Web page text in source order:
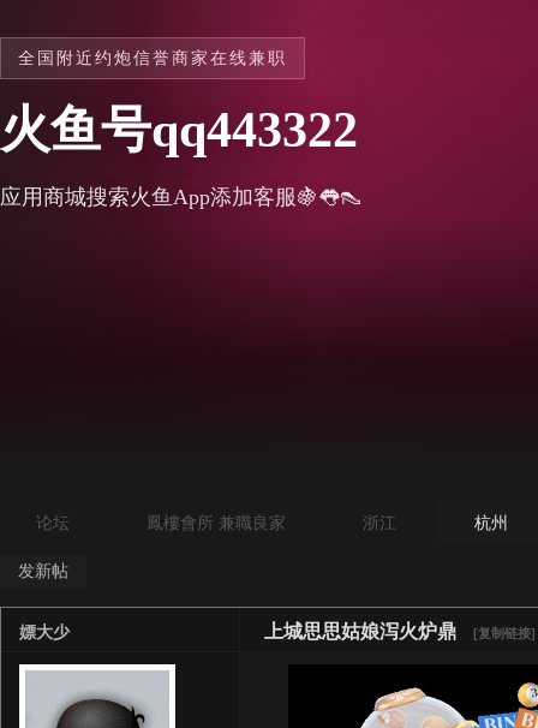
全国附近约炮信誉商家在线兼职
火鱼号qq443322
应用商城搜索火鱼App添加客服🍇👅👠
论坛 鳳樓會所 兼職良家 浙江 杭州
发新帖
上城思思姑娘泻火炉鼎 [复制链接]
嫖大少